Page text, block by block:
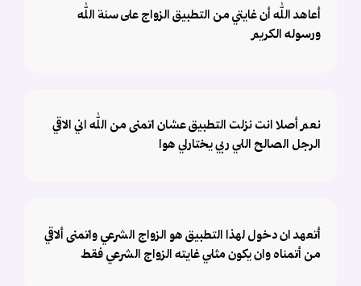
أعاهد الله أن غايتي من التطبيق الزواج على سنة الله
ورسوله الكريم
نعم أصلا انت نزلت التطبيق عشان اتمنى من الله اني الاقي
الرجل الصالح اللي ربي يختارلي هوا
أتعهد ان دخول لهذا التطبيق هو الزواج الشرعي واتمنى ألاقي
من أتمناه وان يكون مثلي غايته الزواج الشرعي فقط